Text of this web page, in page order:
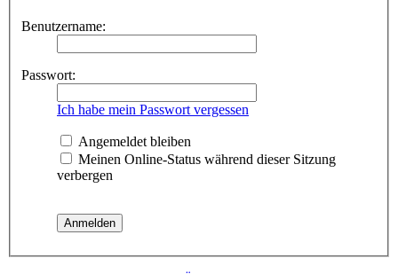
Benutzername:
Passwort:
Ich habe mein Passwort vergessen
Angemeldet bleiben
Meinen Online-Status während dieser Sitzung
verbergen